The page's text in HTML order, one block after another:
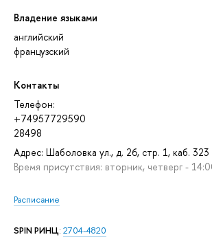
Владение языками
английский
французский
Контакты
Телефон:
+74957729590
28498
Адрес: Шаболовка ул., д. 26, стр. 1, каб. 323
Время присутствия: вторник, четверг -
Расписание
SPIN РИНЦ: 2704-4820